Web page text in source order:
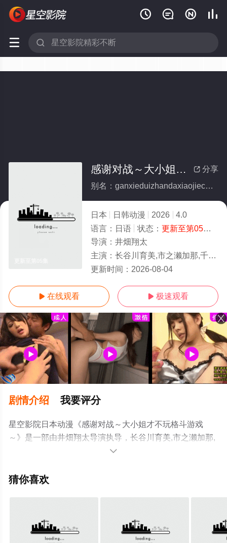
   
 
 分享
感谢对战～大小姐才不玩格斗游戏～
别名：ganxieduizhandaxiaojiecaibuwangedouyouxi
日本 日韩动漫 2026
4.0
语言： 日语 状态： 更新至第05集
导演： 井畑翔太
主演： 长谷川育美,市之濑加那,千本木彩花,下地紫野
更新时间： 2026-08-04
 在线观看  极速观看
剧情介绍 我要评分
星空影院日本动漫《感谢对战～大小姐才不玩格斗游戏
～》是一部由井畑翔太导演执导，长谷川育美,市之濑加那,
千本木彩花,下地紫野等演员精彩演绎的日本动漫，手机免
关信息可移步至豆瓣动漫、电视猫或剧情网等平台了解。

猜你喜欢